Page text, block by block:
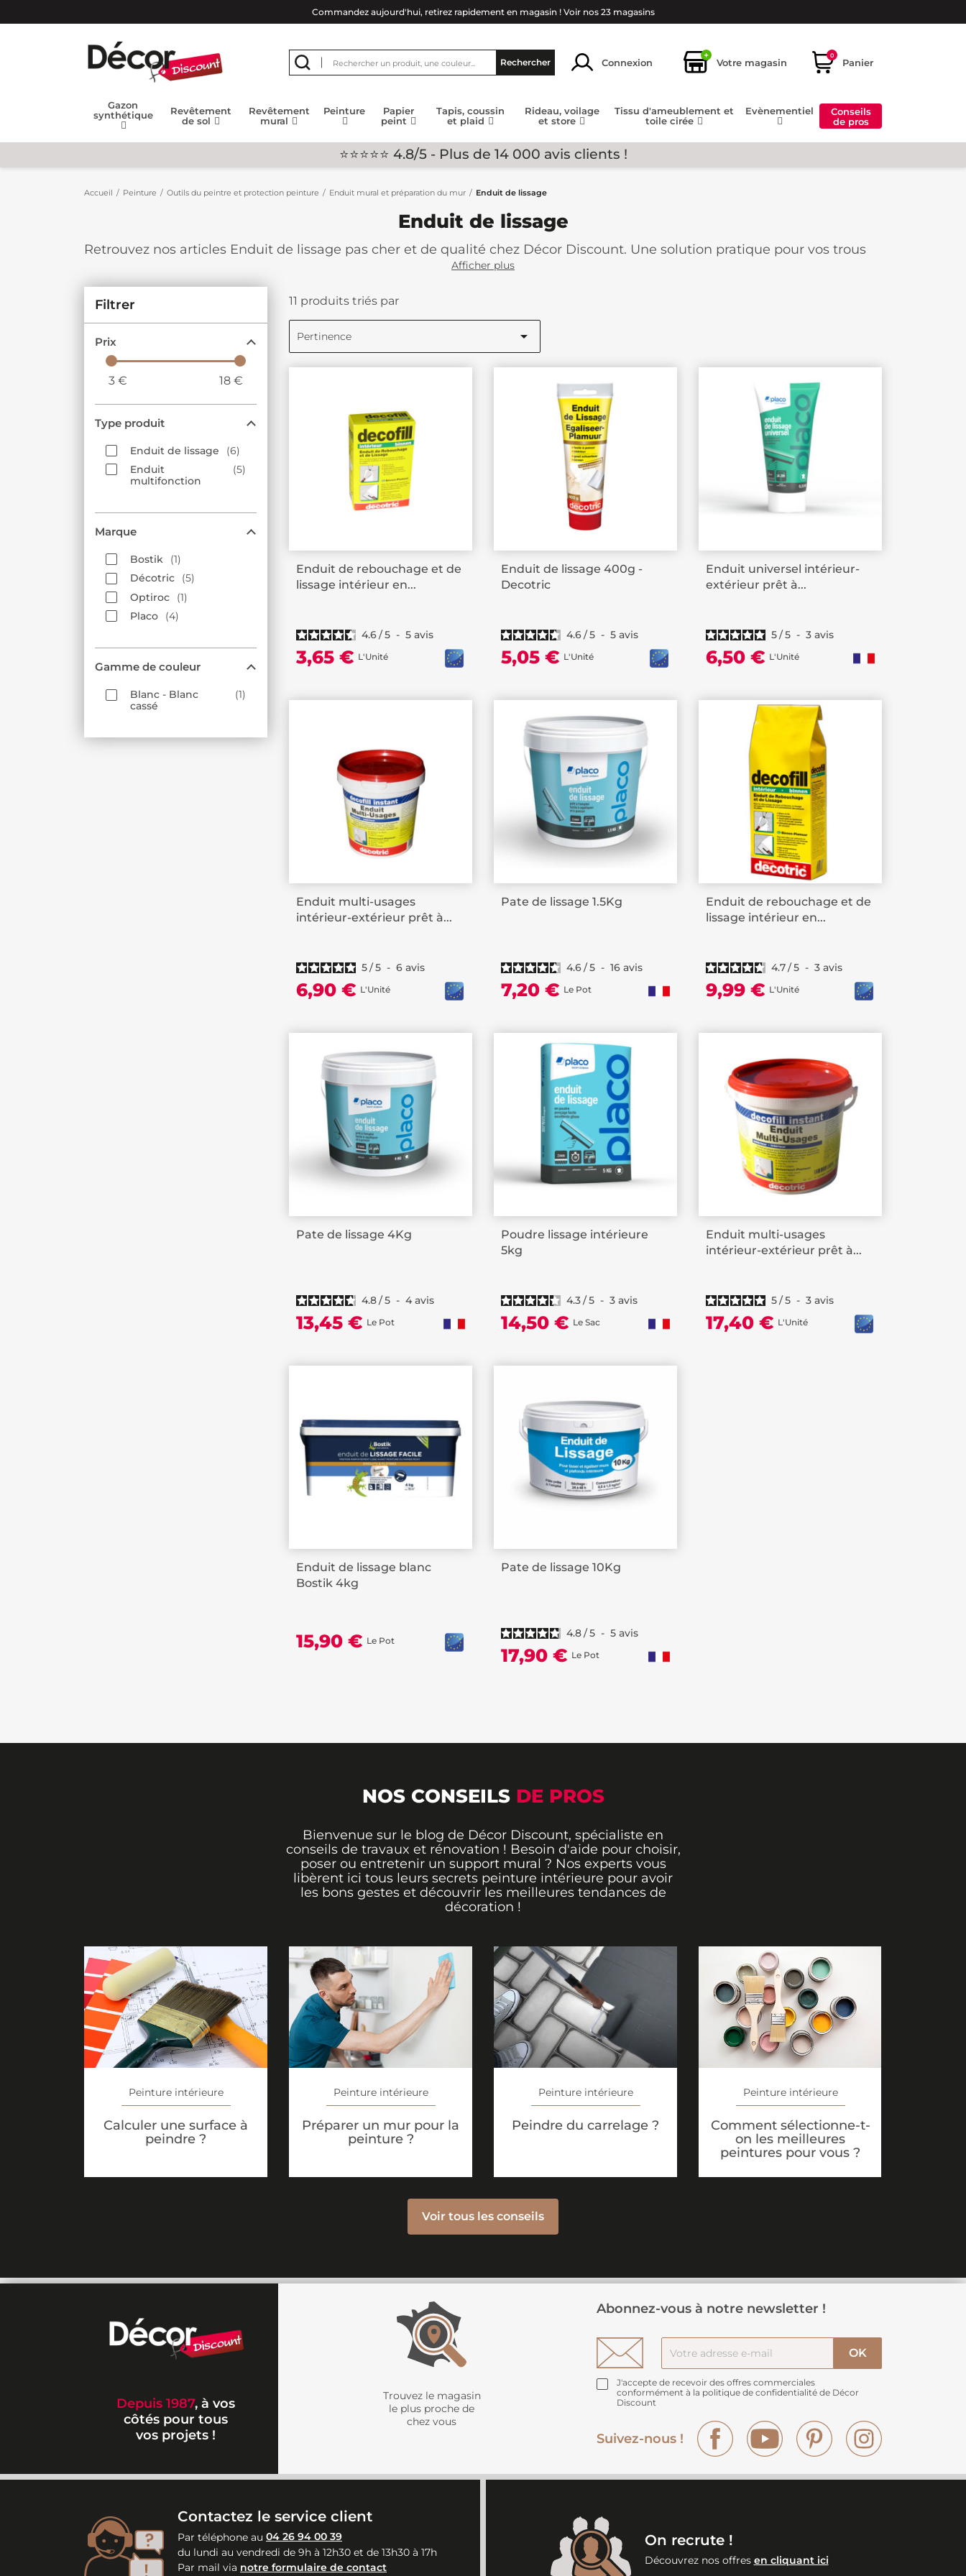
Commandez aujourd'hui, retirez rapidement en magasin ! Voir nos 23 magasins
Rechercher Connexion
+
Votre magasin
0
Panier
Gazon
synthétique
Revêtement
de sol
Revêtement
mural
Peinture
Papier
peint
Tapis, coussin
et plaid
Rideau, voilage
et store
Tissu d'ameublement et
toile cirée
Evènementiel
Conseils
de pros
⭐⭐⭐⭐⭐ 4.8/5 - Plus de 14 000 avis clients !
Accueil Peinture Outils du peintre et protection peinture Enduit mural et préparation du mur Enduit de lissage
Enduit de lissage
Retrouvez nos articles Enduit de lissage pas cher et de qualité chez Décor Discount. Une solution pratique pour vos trous
et les irrégularités dans vos murs avec nos enduits. Découvrez notre gamme de produits pour dire au revoir au défauts à
Afficher plus
Filtrer
Prix
3 € 18 €
Type produit
Enduit de lissage
6
Enduit
multifonction
5
Marque
Bostik
1
Décotric
5
Optiroc
1
Placo
4
Gamme de couleur
Blanc - Blanc
cassé
1
11 produits triés par
Pertinence 
Enduit de rebouchage et de
lissage intérieur en...
4.6/5 - 5 avis
3,65 € L'Unité
Enduit de lissage 400g -
Decotric
4.6/5 - 5 avis
5,05 € L'Unité
Enduit universel intérieur-
extérieur prêt à...
5/5 - 3 avis
6,50 € L'Unité
Enduit multi-usages
intérieur-extérieur prêt à...
5/5 - 6 avis
6,90 € L'Unité
Pate de lissage 1.5Kg
4.6/5 - 16 avis
7,20 € Le Pot
Enduit de rebouchage et de
lissage intérieur en...
4.7/5 - 3 avis
9,99 € L'Unité
Pate de lissage 4Kg
4.8/5 - 4 avis
13,45 € Le Pot
Poudre lissage intérieure
5kg
4.3/5 - 3 avis
14,50 € Le Sac
Enduit multi-usages
intérieur-extérieur prêt à...
5/5 - 3 avis
17,40 € L'Unité
Enduit de lissage blanc
Bostik 4kg
15,90 € Le Pot
Pate de lissage 10Kg
4.8/5 - 5 avis
17,90 € Le Pot
NOS CONSEILS DE PROS
Bienvenue sur le blog de Décor Discount, spécialiste en
conseils de travaux et rénovation ! Besoin d'aide pour choisir,
poser ou entretenir un support mural ? Nos experts vous
libèrent ici tous leurs secrets peinture intérieure pour avoir
les bons gestes et découvrir les meilleures tendances de
décoration !
Peinture intérieure
Calculer une surface à
peindre ?
Peinture intérieure
Préparer un mur pour la
peinture ?
Peinture intérieure
Peindre du carrelage ?
Peinture intérieure
Comment sélectionne-t-
on les meilleures
peintures pour vous ?
Voir tous les conseils
Depuis 1987, à vos
côtés pour tous
vos projets !
Trouvez le magasin
le plus proche de
chez vous
Abonnez-vous à notre newsletter !
J'accepte de recevoir des offres commerciales
conformément à la politique de confidentialité de Décor
Discount
Suivez-nous !
Facebook YouTube Pinterest
Contactez le service client
Par téléphone au 04 26 94 00 39
du lundi au vendredi de 9h à 12h30 et de 13h30 à 17h
Par mail via notre formulaire de contact
On recrute !
Découvrez nos offres en cliquant ici